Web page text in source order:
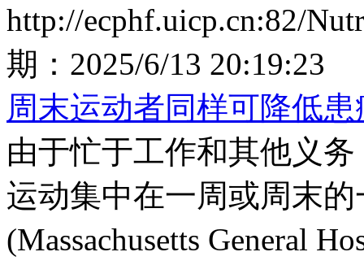
http://ecphf.uicp.cn:82/
期： 2025/6/13 20:19:23
周末运动者同样可降低
由于忙于工作和其他义
运动集中在一周或周末
(Massachusetts General